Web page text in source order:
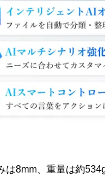
は8mm、重量は約